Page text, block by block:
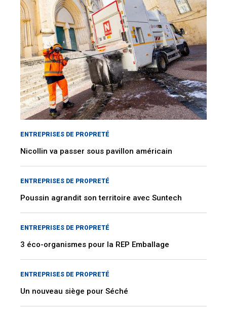
ENTREPRISES DE PROPRETÉ
Nicollin va passer sous pavillon américain
ENTREPRISES DE PROPRETÉ
Poussin agrandit son territoire avec Suntech
ENTREPRISES DE PROPRETÉ
3 éco-organismes pour la REP Emballage
ENTREPRISES DE PROPRETÉ
Un nouveau siège pour Séché